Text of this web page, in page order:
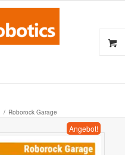
/ Roborock Garage
Angebot!